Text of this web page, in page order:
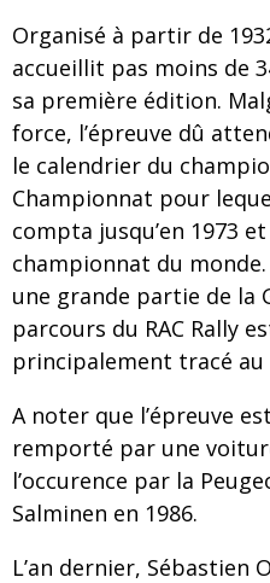
Organisé à partir de
accueillit pas moins de
sa première édition.
force, l’épreuve dû
le calendrier du
Championnat pour
compta jusqu’en 1973
championnat du
une grande partie de la
parcours du RAC Rally
principalement tracé au
A noter que l’épreuve
remporté par une
l’occurence par la
Salminen en 1986.
L’an dernier, Sébastien